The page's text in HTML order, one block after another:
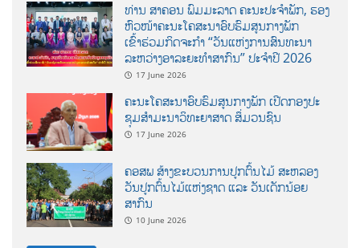
ທ່ານ ສາຄອນ ພົມມະລາດ ຄະນະປະຈໍາພັກ, ຮອງ
ຫົວໜ້າຄະນະໂຄສະນາອົບຮົມສູນກາງພັກ
ເຂົ້າຮ່ວມກິດຈະກຳ “ວັນແຫ່ງການສົນທະນາ
ລະຫວ່າງອາລະຍະທຳສາກົນ” ປະຈຳປີ 2026
17 June 2026
ຄະນະໂຄສະນາອົບຮົມສູນກາງພັກ ເປີດກອງປະ
ຊຸມສຳມະນາວິທະຍາສາດ ສຶ່ມວນຊົນ
17 June 2026
ຄອສພ ສ້າງຂະບວນການປູກຕົ້ນໄມ້ ສະຫລອງ
ວັນປູກຕົ້ນໄມ້ແຫ່ງຊາດ ແລະ ວັນເດັກນ້ອຍ
ສາກົນ
10 June 2026